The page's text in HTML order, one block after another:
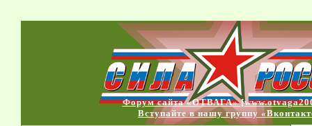
Форум сайта «ОТВАГА»
Вступайте в нашу группу